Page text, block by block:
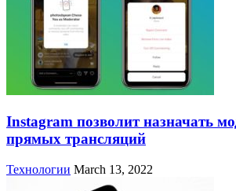
Instagram позволит назначать
прямых трансляций
Технологии March 13, 2022